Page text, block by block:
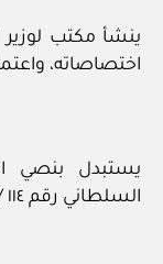
ينشأ مكتب
اختصاصاته،
يستبدل بنصي
السلطاني رقم ١١٤ / ٢٠١١ المشار إليه، النصان الآتيان: